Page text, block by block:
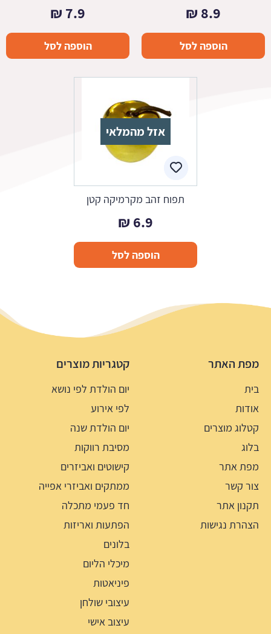
8.9
₪
הוספה לסל
7.9
₪
הוספה לסל
אזל מהמלאי
תפוח זהב מקרמיקה קטן
6.9
₪
הוספה לסל
מפת האתר
בית
אודות
קטלוג מוצרים
בלוג
מפת אתר
צור קשר
תקנון אתר
הצהרת נגישות
קטגריות מוצרים
יום הולדת לפי נושא
לפי אירוע
יום הולדת שנה
מסיבת רווקות
קישוטים ואביזרים
ממתקים ואביזרי אפייה
חד פעמי מתכלה
הפתעות ואריזות
בלונים
מיכלי הליום
פיניאטות
עיצובי שולחן
עיצוב אישי